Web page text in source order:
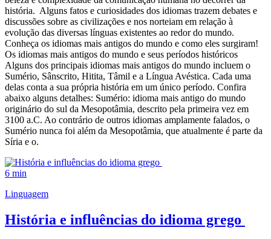
história. Alguns fatos e curiosidades dos idiomas trazem debates e
discussões sobre as civilizações e nos norteiam em relação à
evolução das diversas línguas existentes ao redor do mundo.
Conheça os idiomas mais antigos do mundo e como eles surgiram!
Os idiomas mais antigos do mundo e seus períodos históricos
Alguns dos principais idiomas mais antigos do mundo incluem o
Sumério, Sânscrito, Hitita, Tâmil e a Língua Avéstica. Cada uma
delas conta a sua própria história em um único período. Confira
abaixo alguns detalhes: Sumério: idioma mais antigo do mundo
originário do sul da Mesopotâmia, descrito pela primeira vez em
3100 a.C. Ao contrário de outros idiomas amplamente falados, o
Sumério nunca foi além da Mesopotâmia, que atualmente é parte da
Síria e o.
6 min
Linguagem
História e influências do idioma grego